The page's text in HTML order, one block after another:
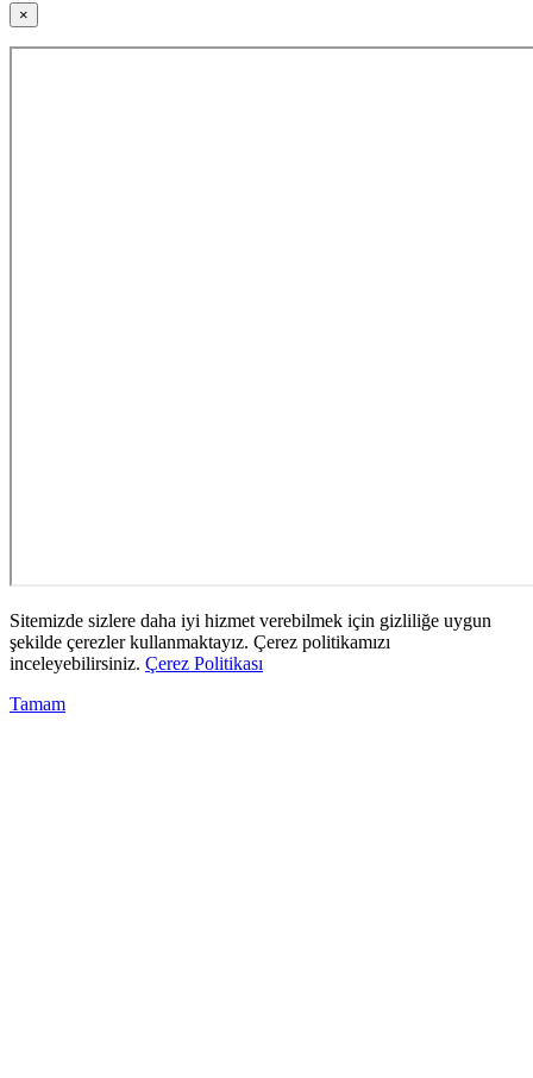
×
Sitemizde sizlere daha iyi hizmet verebilmek için gizliliğe uygun
şekilde çerezler kullanmaktayız. Çerez politikamızı
inceleyebilirsiniz. Çerez Politikası
Tamam